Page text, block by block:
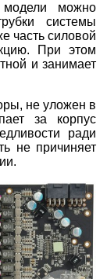
модели можно
системы
часть силовой
При этом
и занимает
не уложен в
за корпус
ради
не причиняет